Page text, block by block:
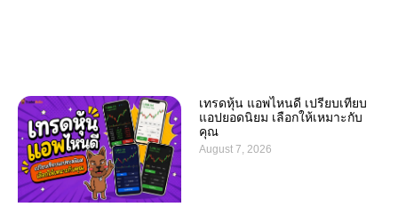
เทรดหุ้น แอพไหนดี เปรียบเทียบ
แอปยอดนิยม เลือกให้เหมาะกับ
คุณ
August 7, 2026